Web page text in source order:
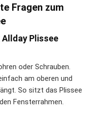
Fragen zum
Allday Plissee
oder Schrauben.
am oberen und
So sitzt das Plissee
Fensterrahmen.